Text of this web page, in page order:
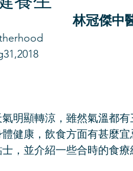
林冠傑中
明顯轉涼，雖然氣溫都
健康，飲食方面有甚麼
，並介紹一些合時的食